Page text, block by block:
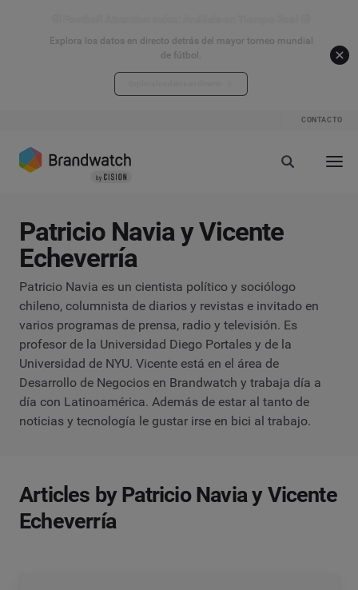
Explora los datos en directo detrás del mayor torneo mundial
de fútbol.
CONTACTO
Patricio Navia y Vicente
Echeverría
Patricio Navia es un cientista político y sociólogo
chileno, columnista de diarios y revistas e invitado en
varios programas de prensa, radio y televisión. Es
profesor de la Universidad Diego Portales y de la
Universidad de NYU. Vicente está en el área de
Desarrollo de Negocios en Brandwatch y trabaja día a
día con Latinoamérica. Además de estar al tanto de
noticias y tecnología le gustar irse en bici al trabajo.
Articles by Patricio Navia y Vicente
Echeverría